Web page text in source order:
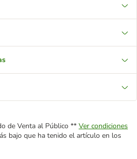
de Venta al Público ** Ver condiciones
bajo que ha tenido el artículo en los